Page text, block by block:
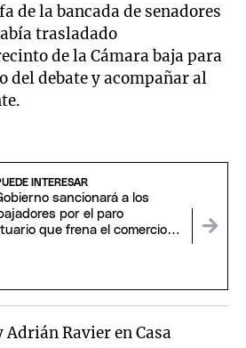
de la bancada de senadores
trasladado
de la Cámara baja para
del debate y acompañar al
INTERESAR
sancionará a los
por el paro
que frena el comercio